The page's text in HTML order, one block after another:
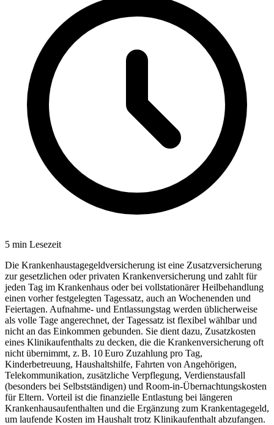
5 min Lesezeit
Die Krankenhaustagegeldversicherung ist eine Zusatzversicherung
zur gesetzlichen oder privaten Krankenversicherung und zahlt für
jeden Tag im Krankenhaus oder bei vollstationärer Heilbehandlung
einen vorher festgelegten Tagessatz, auch an Wochenenden und
Feiertagen. Aufnahme- und Entlassungstag werden üblicherweise
als volle Tage angerechnet, der Tagessatz ist flexibel wählbar und
nicht an das Einkommen gebunden. Sie dient dazu, Zusatzkosten
eines Klinikaufenthalts zu decken, die die Krankenversicherung oft
nicht übernimmt, z. B. 10 Euro Zuzahlung pro Tag,
Kinderbetreuung, Haushaltshilfe, Fahrten von Angehörigen,
Telekommunikation, zusätzliche Verpflegung, Verdienstausfall
(besonders bei Selbstständigen) und Room-in-Übernachtungskosten
für Eltern. Vorteil ist die finanzielle Entlastung bei längeren
Krankenhausaufenthalten und die Ergänzung zum Krankentagegeld,
um laufende Kosten im Haushalt trotz Klinikaufenthalt abzufangen.